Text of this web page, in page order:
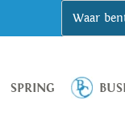
SPRING